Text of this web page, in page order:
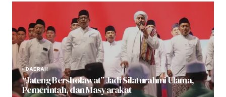
DAERAH
“Jateng Bersholawat” Jadi Silaturahmi Ulama,
Pemerintah, dan Masyarakat